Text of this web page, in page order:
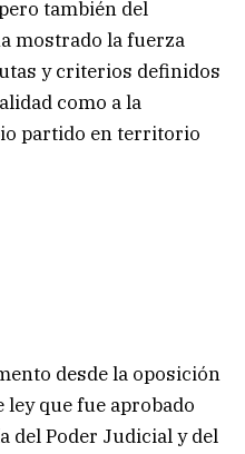
también del
mostrado la fuerza
y criterios definidos
como a la
partido en territorio
desde la oposición
que fue aprobado
del Poder Judicial y del